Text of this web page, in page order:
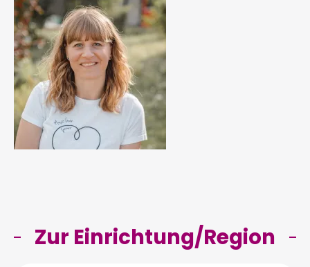
Zur Einrichtung/Region